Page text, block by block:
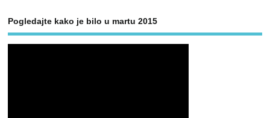
Pogledajte kako je bilo u martu 2015